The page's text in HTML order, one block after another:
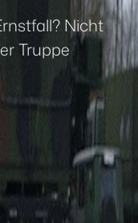
Nicht
Truppe